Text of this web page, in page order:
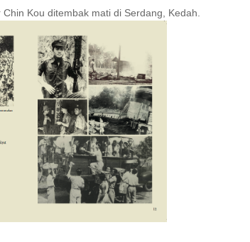
Kou ditembak mati di Serdang, Kedah.